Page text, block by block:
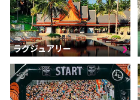
ラグジュアリー